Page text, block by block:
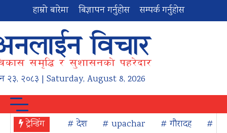
हाम्रो बारेमा बिज्ञापन गर्नुहोस सम्पर्क गर्नुहोस
२३, २०८३ | Saturday, August 8, 2026
ट्रेन्डिंग # देश # upachar # गौरादह
#